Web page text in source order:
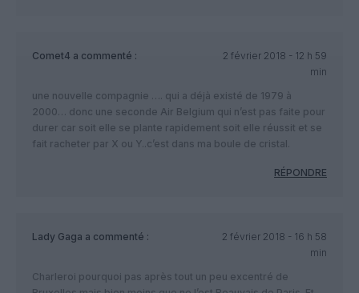
Comet4 a commenté :
2 février 2018 - 12 h 59
min
une nouvelle compagnie …. qui a déjà existé de 1979 à
2000… donc une seconde Air Belgium qui n’est pas faite pour
durer car soit elle se plante rapidement soit elle réussit et se
fait racheter par X ou Y..c’est dans ma boule de cristal.
RÉPONDRE
Lady Gaga a commenté :
2 février 2018 - 16 h 58
min
Charleroi pourquoi pas après tout un peu excentré de